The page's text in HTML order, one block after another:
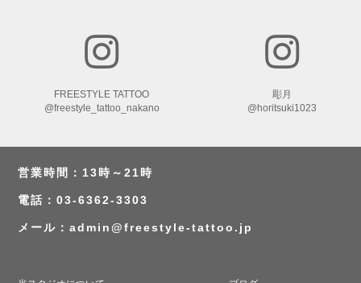
FREESTYLE TATTOO
@freestyle_tattoo_nakano
彫月
@horitsuki1023
営業時間：13時～21時
電話：03-6362-3303
メール：admin@freestyle-tattoo.jp